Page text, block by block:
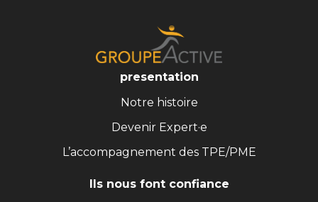
presentation
Notre histoire
Devenir Expert·e
L’accompagnement des TPE/PME
Ils nous font confiance